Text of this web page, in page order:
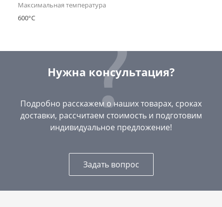
Максимальная температура
600°С
Нужна консультация?
Подробно расскажем о наших товарах, сроках
доставки, рассчитаем стоимость и подготовим
индивидуальное предложение!
Задать вопрос